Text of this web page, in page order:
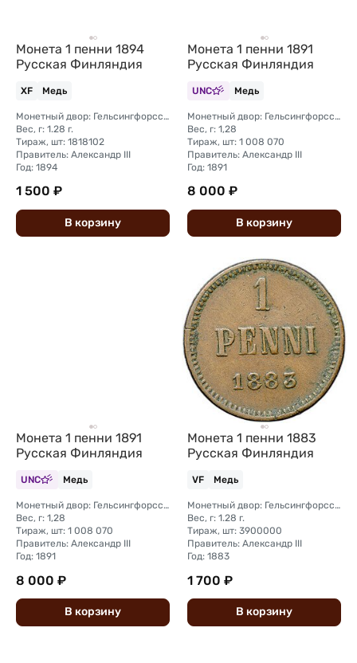
Монета 1 пенни 1894
Русская Финляндия
XF Медь
Монетный двор: Гельсингфорсский монетный двор (Финляндия)
Вес, г: 1.28 г.
Тираж, шт: 1818102
Правитель: Александр III
Год: 1894
1 500 ₽
В корзину
Монета 1 пенни 1891
Русская Финляндия
UNC Медь
Монетный двор: Гельсингфорсский монетный двор (Финляндия)
Вес, г: 1,28
Тираж, шт: 1 008 070
Правитель: Александр III
Год: 1891
8 000 ₽
В корзину
Монета 1 пенни 1891
Русская Финляндия
UNC Медь
Монетный двор: Гельсингфорсский монетный двор (Финляндия)
Вес, г: 1,28
Тираж, шт: 1 008 070
Правитель: Александр III
Год: 1891
8 000 ₽
В корзину
Монета 1 пенни 1883
Русская Финляндия
VF Медь
Монетный двор: Гельсингфорсский монетный двор (Финляндия)
Вес, г: 1.28 г.
Тираж, шт: 3900000
Правитель: Александр III
Год: 1883
1 700 ₽
В корзину